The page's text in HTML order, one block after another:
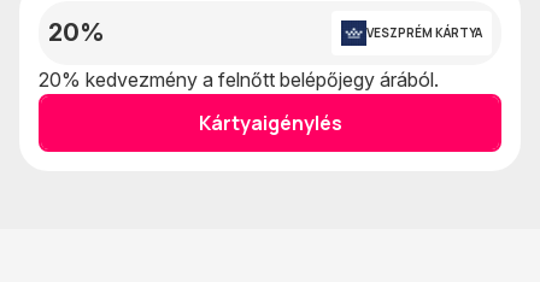
20% VESZPRÉM KÁRTYA
20% kedvezmény a felnőtt belépőjegy árából.
Kártyaigénylés